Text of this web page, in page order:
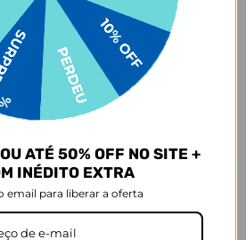
dá uma conferida no modelo do
geralmente têm telas maiores que as
se de que o seu escolhido vai
olho e escolha certinho para tudo
😎📱
o produto final pode sofrer uma
ATÉ 50% OFF NO SITE +
INÉDITO EXTRA
email para liberar a oferta